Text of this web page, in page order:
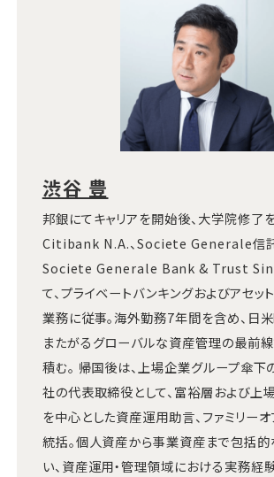
渋谷 豊
邦銀にてキャリアを開始後、大学院修了
Citibank N.A.、Societe Generale信託
Societe Generale Bank & Trust
て、プライベートバンキングおよびアセッ
業務に従事。海外勤務7年間を含め、日米
またがるグローバルな資産管理の最前
積む。 帰国後は、上場企業グループ傘
社の代表取締役として、富裕層および上
を中心とした資産運用助言、ファミリー
統括。個人資産から事業資産まで包括
い、資産運用・管理領域における実務経